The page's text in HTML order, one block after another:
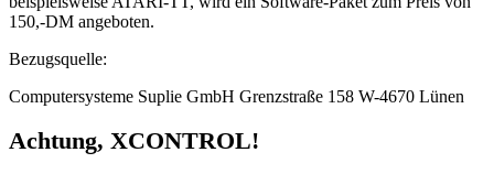
150,-DM angeboten.
Bezugsquelle:
Computersysteme Suplie GmbH Grenzstraße 158 W-4670 Lünen
Achtung, XCONTROL!